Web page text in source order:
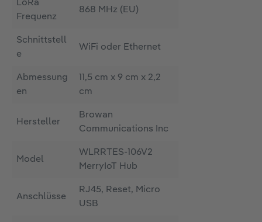
LoRa
Frequenz
868 MHz (EU)
Schnittstell
e
WiFi oder Ethernet
Abmessung
en
11,5 cm x 9 cm x 2,2
cm
Hersteller
Browan
Communications Inc
Model
WLRRTES-106V2
MerryIoT Hub
Anschlüsse
RJ45, Reset, Micro
USB